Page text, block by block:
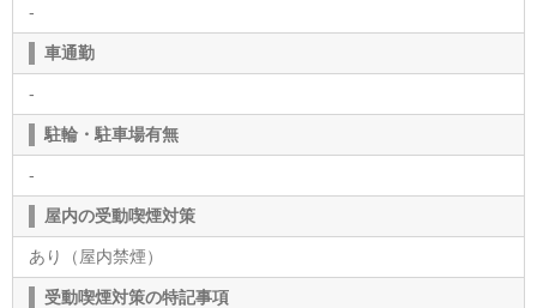
-
車通勤
-
駐輪・駐車場有無
-
屋内の受動喫煙対策
あり（屋内禁煙）
受動喫煙対策の特記事項